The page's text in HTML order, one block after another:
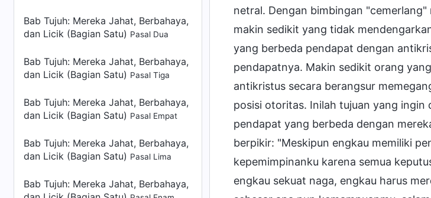
Bab Tujuh: Mereka Jahat, Berbahaya,
dan Licik (Bagian Satu) Pasal Dua
Bab Tujuh: Mereka Jahat, Berbahaya,
dan Licik (Bagian Satu) Pasal Tiga
Bab Tujuh: Mereka Jahat, Berbahaya,
dan Licik (Bagian Satu) Pasal Empat
Bab Tujuh: Mereka Jahat, Berbahaya,
dan Licik (Bagian Satu) Pasal Lima
Bab Tujuh: Mereka Jahat, Berbahaya,
netral. Dengan bimbingan
makin sedikit yang tidak
yang berbeda pendapat dengan
pendapatnya. Makin sedikit orang
antikristus secara berangsur
posisi otoritas. Inilah tujuan yang ingin
pendapat yang berbeda dengan
berpikir: "Meskipun engkau memiliki
kepemimpinanku karena semua
engkau sekuat naga, engkau harus